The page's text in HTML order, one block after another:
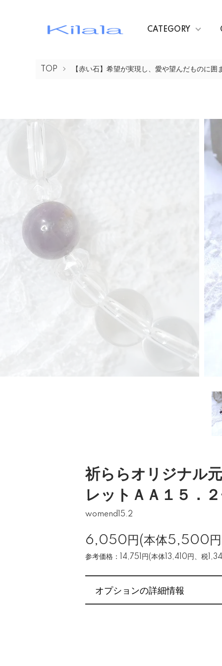
CATEGORY
TOP 【赤い石】希望が実現し、愛や望んだものに囲
祈ららオリジナル
レットＡＡ１５．
womend15.2
6,050円(本体5,500円
参考価格：14,751円(本体13,410円、税
オプションの詳細情報